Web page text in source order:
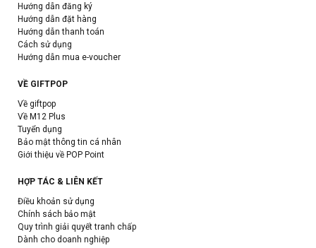
Hướng dẫn đăng ký
Hướng dẫn đặt hàng
Hướng dẫn thanh toán
Cách sử dụng
Hướng dẫn mua e-voucher
VỀ GIFTPOP
Về giftpop
Về M12 Plus
Tuyển dụng
Bảo mật thông tin cá nhân
Giới thiệu về POP Point
HỢP TÁC & LIÊN KẾT
Điều khoản sử dụng
Chính sách bảo mật
Quy trình giải quyết tranh chấp
Dành cho doanh nghiệp